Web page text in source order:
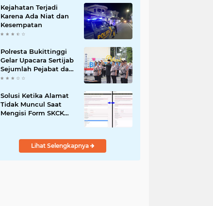
Kejahatan Terjadi
Karena Ada Niat dan
Kesempatan
Polresta Bukittinggi
Gelar Upacara Sertijab
Sejumlah Pejabat dan
laporan Kenaikan
Solusi Ketika Alamat
Tidak Muncul Saat
Mengisi Form SKCK
Lihat Selengkapnya